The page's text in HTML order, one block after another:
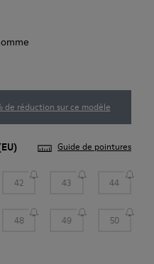
de réduction sur ce modèle
Guide de pointures
42 43 44
48 49 50